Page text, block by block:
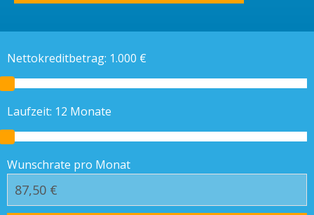
Nettokreditbetrag: 1.000 €
Laufzeit: 12 Monate
Wunschrate pro Monat